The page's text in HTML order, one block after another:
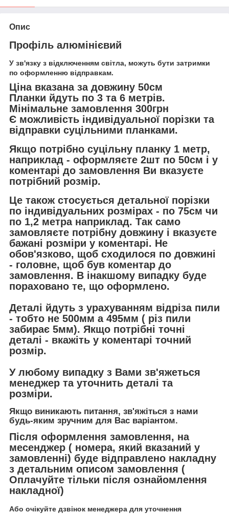
Опис
Профіль алюмінієвий
У зв'язку з відключенням світла, можуть бути затримки
по оформленню відправкам.
Ціна вказана за довжину 50см
Планки йдуть по 3 та 6 метрів.
Мінімальне замовлення 300грн
Є можливість індивідуальної порізки та
відправки суцільними планками.
Якщо потрібно суцільну планку 1 метр,
наприклад - оформляєте 2шт по 50см і у
коментарі до замовлення Ви вказуєте
потрібний розмір.
Це також стосується детальної порізки
по індивідуальних розмірах - по 75см чи
по 1,2 метра наприклад. Так само
замовляєте потрібну довжину і вказуєте
бажані розміри у коментарі. Не
обов'язково, щоб сходилося по довжині
- головне, щоб був коментар до
замовлення. В інакшому випадку буде
пораховано те, що оформлено.
Деталі йдуть з урахуванням відріза пили
- тобто не 500мм а 495мм ( різ пили
забирає 5мм). Якщо потрібні точні
деталі - вкажіть у коментарі точний
розмір.
У любому випадку з Вами зв'яжеться
менеджер та уточнить деталі та
розміри.
Якщо виникають питання, зв'яжіться з нами
будь-яким зручним для Вас варіантом.
Після оформлення замовлення, на
месенджер ( номера, який вказаний у
замовленні) буде відправлено накладну
з детальним описом замовлення (
Оплачуйте тільки після ознайомлення
накладної)
Або очікуйте дзвінок менеджера для уточнення